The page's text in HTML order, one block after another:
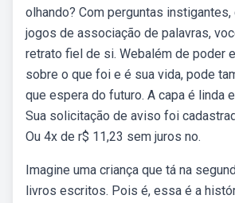
olhando? Com perguntas
jogos de associação de palavras,
retrato fiel de si. Webalém de poder
sobre o que foi e é sua vida, pode
que espera do futuro. A capa é linda
Sua solicitação de aviso foi
Ou 4x de r$ 11,23 sem juros no.
Imagine uma criança que tá na
livros escritos. Pois é, essa é a